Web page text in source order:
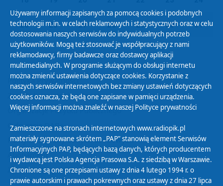
25 26 27 28 29 30 31
Polityka Prywatności
Zasady korzystania z Serwisu
Organizacje Pożytku Publicznego
Cyfryzacja DAB+
Polityka ochrony danych osobowych
Abonament
Zamówienia publiczne
Używamy informacji zapisanych za pomocą cookies i podobnych
technologii m.in. w celach reklamowych i statystycznych oraz w celu
dostosowania naszych serwisów do indywidualnych potrzeb
użytkowników. Mogą też stosować je współpracujący z nami
reklamodawcy, firmy badawcze oraz dostawcy aplikacji
multimedialnych. W programie służącym do obsługi internetu
można zmienić ustawienia dotyczące cookies. Korzystanie z
naszych serwisów internetowych bez zmiany ustawień dotyczących
cookies oznacza, że będą one zapisane w pamięci urządzenia.
Więcej informacji można znaleźć w naszej Polityce prywatności
Zamieszczone na stronach internetowych www.radiopik.pl
materiały sygnowane skrótem „PAP” stanowią element Serwisów
Informacyjnych PAP, będących bazą danych, których producentem
i wydawcą jest Polska Agencja Prasowa S.A. z siedzibą w Warszawie.
Chronione są one przepisami ustawy z dnia 4 lutego 1994 r. o
prawie autorskim i prawach pokrewnych oraz ustawy z dnia 27 lipca